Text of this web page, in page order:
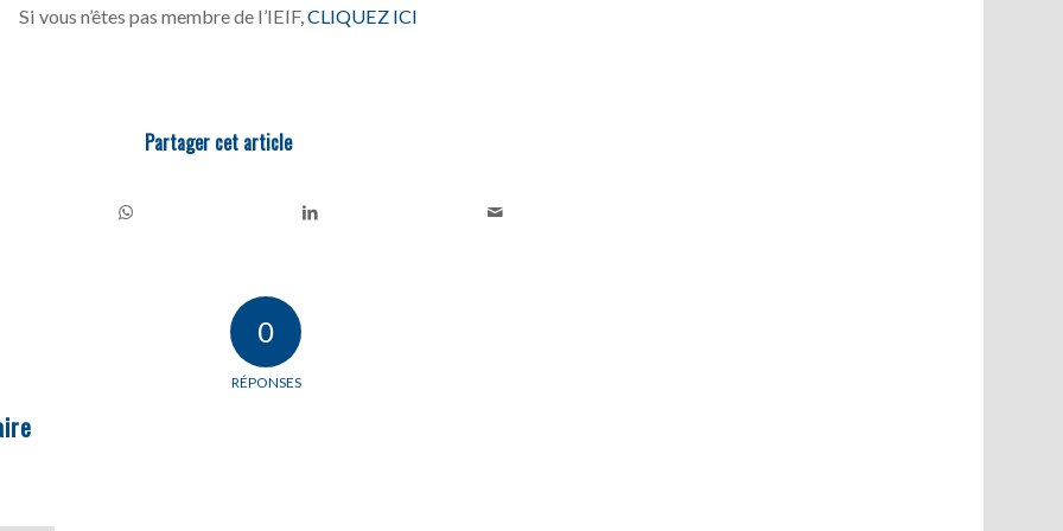
Si vous n’êtes pas membre de l’IEIF,CLIQUEZ ICI
Partager cet article
0
RÉPONSES